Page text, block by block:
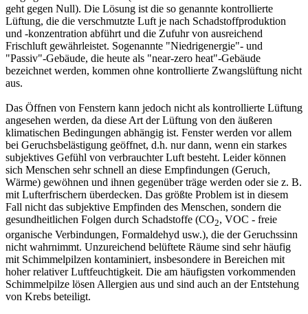
geht gegen Null). Die Lösung ist die so genannte kontrollierte
Lüftung, die die verschmutzte Luft je nach Schadstoffproduktion
und -konzentration abführt und die Zufuhr von ausreichend
Frischluft gewährleistet. Sogenannte "Niedrigenergie"- und
"Passiv"-Gebäude, die heute als "near-zero heat"-Gebäude
bezeichnet werden, kommen ohne kontrollierte Zwangslüftung nicht
aus.
Das Öffnen von Fenstern kann jedoch nicht als kontrollierte Lüftung
angesehen werden, da diese Art der Lüftung von den äußeren
klimatischen Bedingungen abhängig ist. Fenster werden vor allem
bei Geruchsbelästigung geöffnet, d.h. nur dann, wenn ein starkes
subjektives Gefühl von verbrauchter Luft besteht. Leider können
sich Menschen sehr schnell an diese Empfindungen (Geruch,
Wärme) gewöhnen und ihnen gegenüber träge werden oder sie z. B.
mit Lufterfrischern überdecken. Das größte Problem ist in diesem
Fall nicht das subjektive Empfinden des Menschen, sondern die
gesundheitlichen Folgen durch Schadstoffe (CO2, VOC - freie
organische Verbindungen, Formaldehyd usw.), die der Geruchssinn
nicht wahrnimmt. Unzureichend belüftete Räume sind sehr häufig
mit Schimmelpilzen kontaminiert, insbesondere in Bereichen mit
hoher relativer Luftfeuchtigkeit. Die am häufigsten vorkommenden
Schimmelpilze lösen Allergien aus und sind auch an der Entstehung
von Krebs beteiligt.